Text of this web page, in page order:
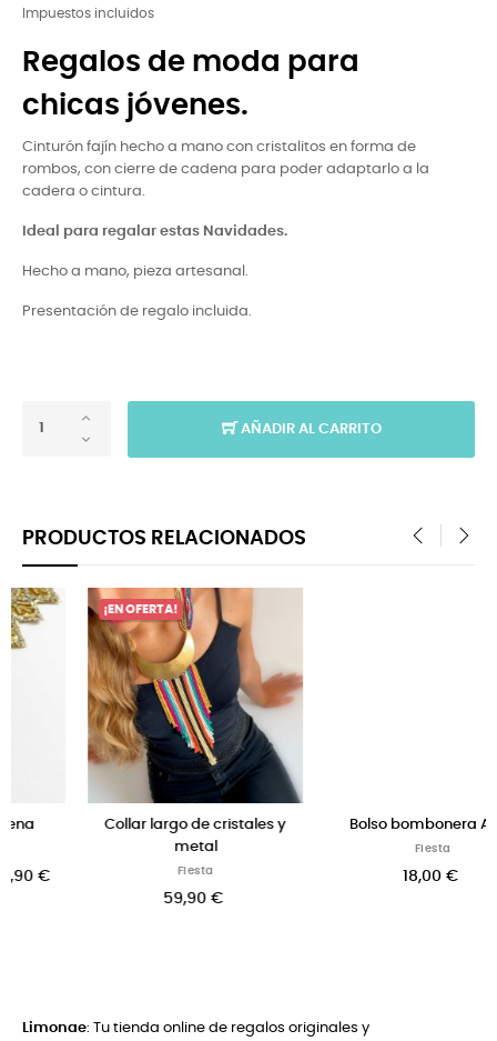
Impuestos incluidos
Regalos de moda para
chicas jóvenes.
Cinturón fajín hecho a mano con cristalitos en forma de
rombos, con cierre de cadena para poder adaptarlo a la
cadera o cintura.
Ideal para regalar estas Navidades.
Hecho a mano, pieza artesanal.
Presentación de regalo incluida.
AÑADIR AL CARRITO
PRODUCTOS RELACIONADOS
y Bolso bombonera Agra
Fiesta
18,00 €
Gargantilla choker
Fiesta
-10,00 €
Limonae: Tu tienda online de regalos originales y